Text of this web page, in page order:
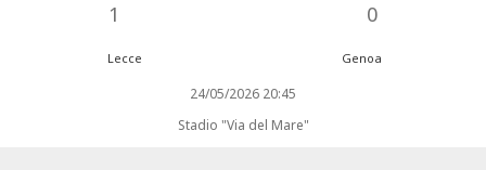
1 0
Lecce Genoa
24/05/2026 20:45
Stadio "Via del Mare"